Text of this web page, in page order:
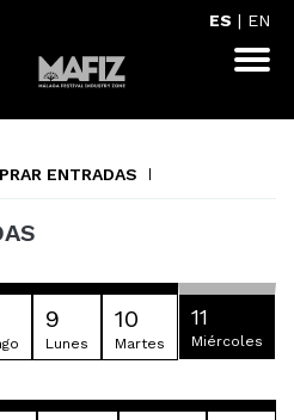
ES | EN
ENTRADAS
9
Lunes
10
Martes
11
Miércoles